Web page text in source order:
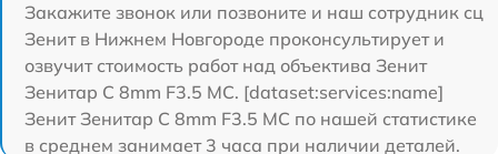
Закажите звонок или позвоните и наш сотрудник сц
Зенит в Нижнем Новгороде проконсультирует и
озвучит стоимость работ над объектива Зенит
Зенитар C 8mm F3.5 МС. [dataset:services:name]
Зенит Зенитар C 8mm F3.5 МС по нашей статистике
в среднем занимает 3 часа при наличии деталей.